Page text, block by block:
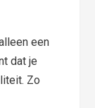
een
dat je
Zo